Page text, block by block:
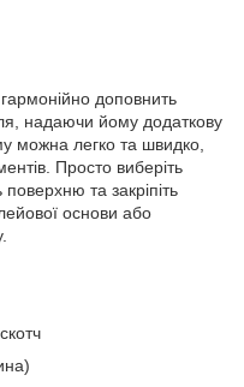
доповнить
надаючи йому додаткову
можна легко та швидко,
Просто виберіть
поверхню та закріпіть
основи або